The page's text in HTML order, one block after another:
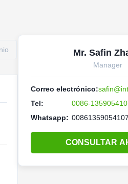
Mr. Safin
Manager
Correo electrónico:
Tel:
0086-
Whatsapp:
CONSULTAR